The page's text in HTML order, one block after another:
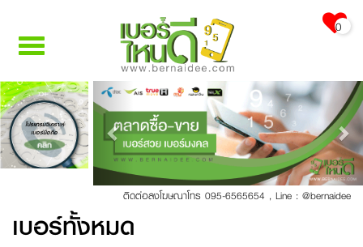
Toggle
0
โปรแกรมวิเคราะห์
เบอร์มือถือ
คลิก
Previous Next
ติดต่อลงโฆษณาโทร 095-6565654 , Line : @bernaidee
เบอร์ทั้งหมด